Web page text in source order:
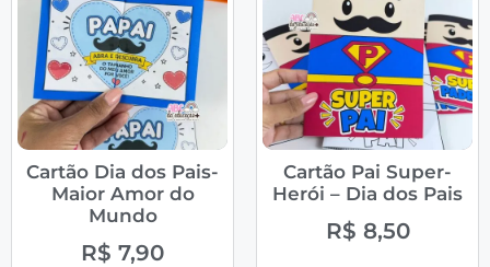
Cartão Dia dos Pais-
Maior Amor do
Mundo
R$ 7,90
Cartão Pai Super-
Herói – Dia dos Pais
R$ 8,50